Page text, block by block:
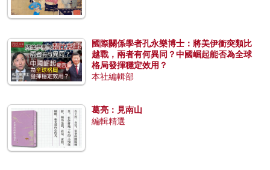
國際關係學者孔永樂博士：將美伊衝突類比
越戰，兩者有何異同？中國崛起能否為全球
格局發揮穩定效用？
本社編輯部
葛亮：見南山
編輯精選